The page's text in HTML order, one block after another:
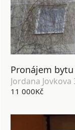
Jordana
11 000Kč